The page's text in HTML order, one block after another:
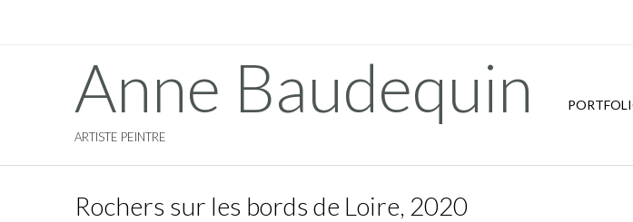
Anne Baudequin
ARTISTE PEINTRE
Rochers sur les bords de Loire, 2020